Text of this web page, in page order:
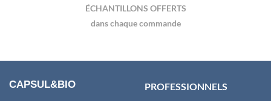
ÉCHANTILLONS OFFERTS
dans chaque commande
CAPSUL&BIO PROFESSIONNELS